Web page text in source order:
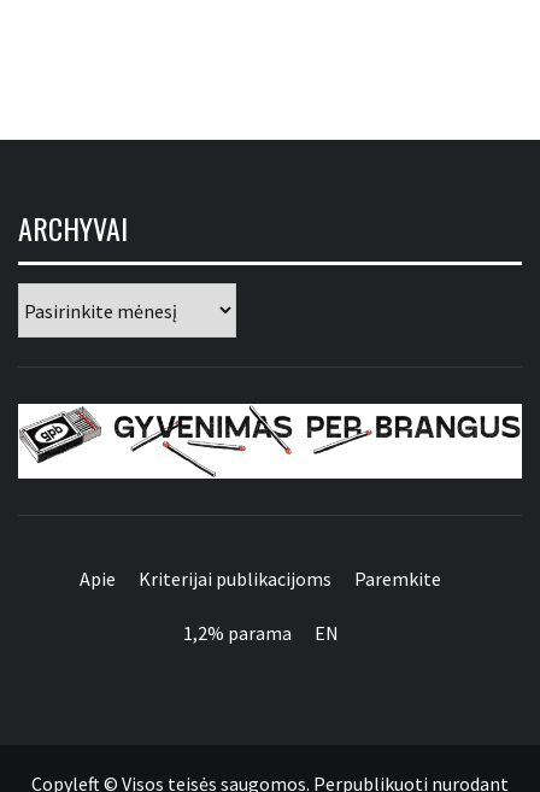
ARCHYVAI
BRANGUS
Apie Kriterijai publikacijoms Paremkite
1,2% parama EN
Copyleft © Visos teisės saugomos. Perpublikuoti nurodant